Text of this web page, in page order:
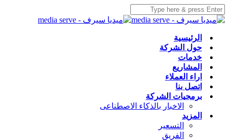
الرئيسية
حول الشركة
خدمات
المشاريع
اراء العملاء
اتصل بنا
برمجيات الشركة
الاخبار بالذكاء الاصطناعى
المزيد
التسعير
الفريق